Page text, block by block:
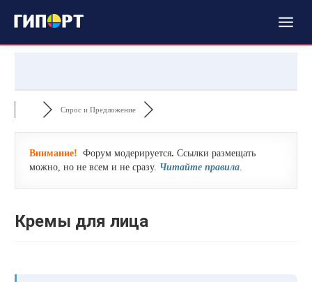
Спрос и Предложение
Внимание! Форум модерируется. Ссылки размещать
можно, но не всем и не сразу. Читайте правила.
Кремы для лица